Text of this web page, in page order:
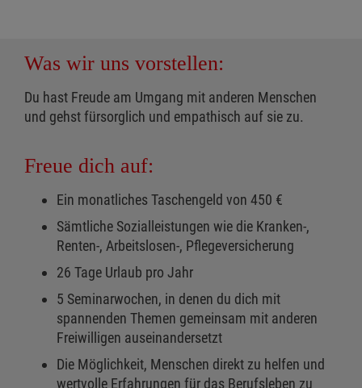
Was wir uns vorstellen:
Du hast Freude am Umgang mit anderen Menschen
und gehst fürsorglich und empathisch auf sie zu.
Freue dich auf:
Ein monatliches Taschengeld von 450 €
Sämtliche Sozialleistungen wie die Kranken-,
Renten-, Arbeitslosen-, Pflegeversicherung
26 Tage Urlaub pro Jahr
5 Seminarwochen, in denen du dich mit
spannenden Themen gemeinsam mit anderen
Freiwilligen auseinandersetzt
Die Möglichkeit, Menschen direkt zu helfen und
wertvolle Erfahrungen für das Berufsleben zu